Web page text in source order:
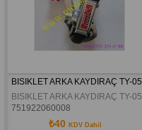
BISIKLET ARKA KAYDIRAÇ TY-05
BISIKLET ARKA KAYDIRAÇ TY-05
751922060008
₺40 KDV Dahil